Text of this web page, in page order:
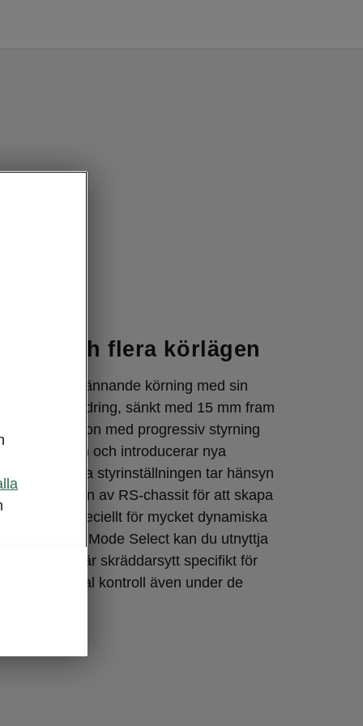
och flera körlägen
ger en spännande körning med sin
sportfjädring, sänkt med 15 mm fram
I kombination med progressiv styrning
och introducerar nya
Den nya styrinställningen tar hänsyn
inställningen av RS-chassit för att skapa
speciellt för mycket dynamiska
med Driving Mode Select kan du utnyttja
som är skräddarsytt specifikt för
ger optimal kontroll även under de